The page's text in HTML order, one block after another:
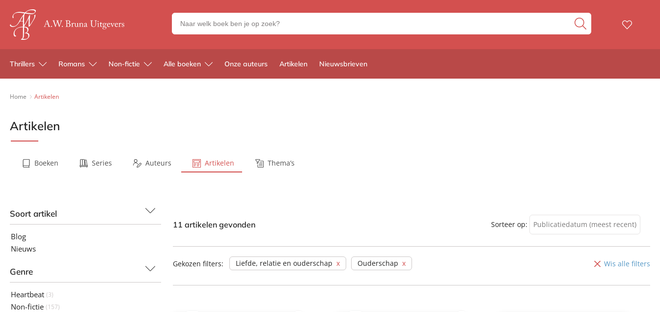
Zoeken
naar
en
uitgevers
Thrillers Romans Non-fictie Alle boeken Onze auteurs Artikelen Nieuwsbrieven
Home Artikelen
Artikelen
Boeken Series Auteurs Artikelen Thema’s
Soort artikel
Blog
Nieuws
Genre
Heartbeat (3)
Non-fictie (157)
11 artikelen gevonden Sorteer op: Publicatiedatum (meest recent)
recent)
Gekozen filters: Liefde, relatie en ouderschap Ouderschap Wis alle filters